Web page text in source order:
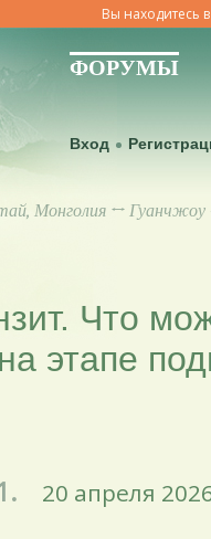
Вы находитесь
ФОРУМЫ
Вход
Монголия ↔ Гуанчжоу
Что
этапе
20 апреля